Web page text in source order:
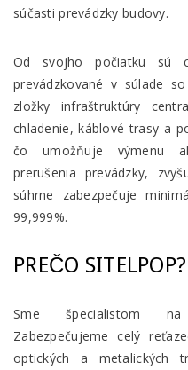
súčasti prevádzky budovy.
Od svojho počiatku sú
prevádzkované v súlade
zložky infraštruktúry
chladenie, káblové trasy a
čo umožňuje výmenu
prerušenia prevádzky,
súhrne zabezpečuje
99,999%.
PREČO SITELPOP?
Sme špecialistom na
Zabezpečujeme celý
optických a metalických